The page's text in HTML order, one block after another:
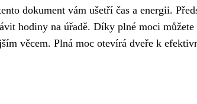
dokument vám ušetří čas a energii.
hodiny na úřadě. Díky plné moci
věcem. Plná moc otevírá dveře k